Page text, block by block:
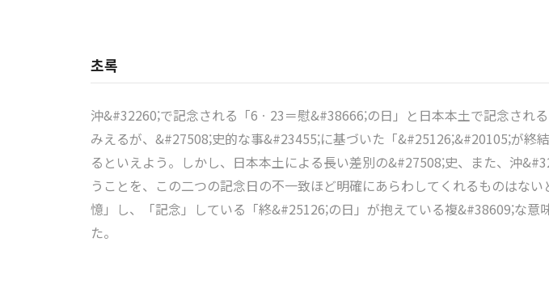
초록
沖&#32260;で記念される「6ㆍ23＝慰&#38666;の日」と日本本土で記念さ
みえるが、&#27508;史的な事&#23455;に基づいた「&#25126;&#20105;が
るといえよう。しかし、日本本土による長い差別の&#27508;史、また、沖
うことを、この二つの記念日の不一致ほど明確にあらわしてくれるものはな
憶」し、「記念」している「終&#25126;の日」が抱えている複&#38609;な
た。